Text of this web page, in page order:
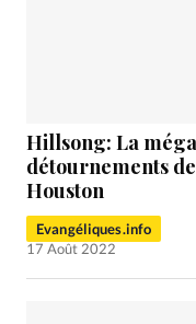
Hillsong: La
détournements
Houston
Evangéliques.info
17 Août 2022